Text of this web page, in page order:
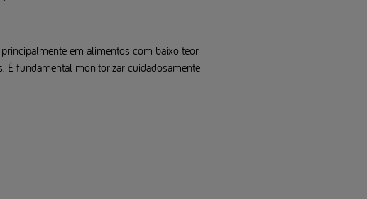
em alimentos com baixo teor
É fundamental monitorizar cuidadosamente